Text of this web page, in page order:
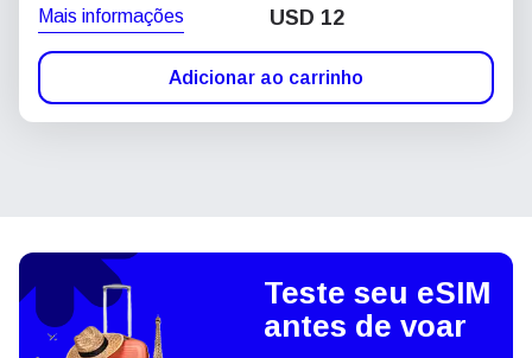
Mais informações USD 12
Adicionar ao carrinho
Teste seu eSIM
antes de voar